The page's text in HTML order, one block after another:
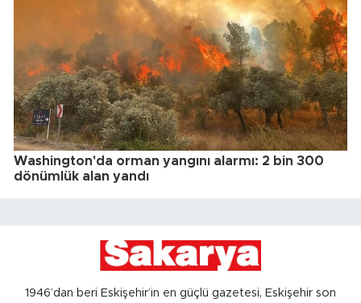
Washington'da orman yangını alarmı: 2 bin 300
dönümlük alan yandı
1946’dan beri Eskişehir’in en güçlü gazetesi, Eskişehir son